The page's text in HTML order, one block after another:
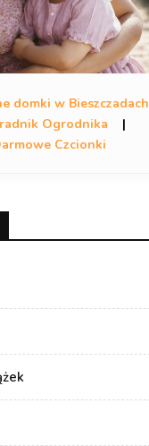
domki w Bieszczadach
Ogrodnika
|
Czcionki